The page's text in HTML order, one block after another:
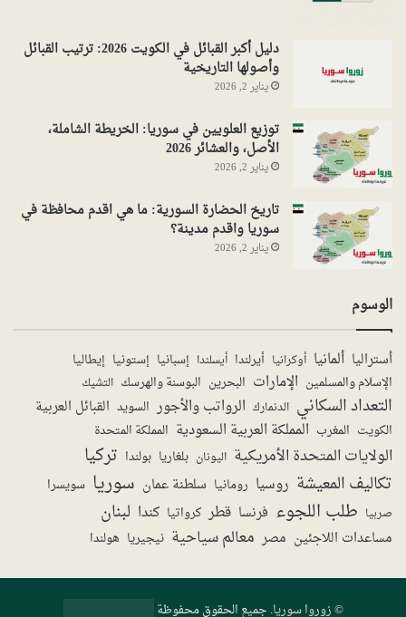
دليل أكبر القبائل في الكويت 2026: ترتيب القبائل
وأصولها التاريخية
يناير 2, 2026
توزيع العلويين في سوريا: الخريطة الشاملة،
الأصل، والعشائر 2026
يناير 2, 2026
تاريخ الحضارة السورية: ما هي اقدم محافظة في
سوريا واقدم مدينة؟
يناير 2, 2026
الوسوم
أستراليا ألمانيا أوكرانيا أيرلندا أيسلندا إسبانيا إستونيا إيطاليا
الإسلام والمسلمين الإمارات البحرين البوسنة والهرسك التشيك
التعداد السكاني الدنمارك الرواتب والأجور السويد القبائل العربية
الكويت المغرب المملكة العربية السعودية المملكة المتحدة
الولايات المتحدة الأمريكية اليونان بلغاريا بولندا تركيا
تكاليف المعيشة روسيا رومانيا سلطنة عمان سوريا سويسرا
صربيا طلب اللجوء فرنسا قطر كرواتيا كندا لبنان
مساعدات اللاجئين مصر معالم سياحية نيجيريا هولندا
©زوروا سوريا. جميع الحقوق محفوظة